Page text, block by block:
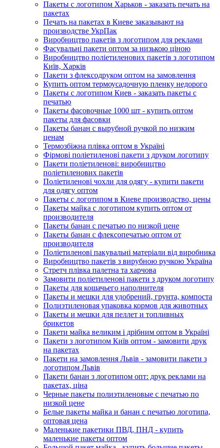
Пакеты с логотипом Харьков - заказать печать на
пакетах
Печать на пакетах в Киеве заказывают на
производстве УкрПак
Виробництво пакетів з логотипом для реклами
Фасувальні пакети оптом за низькою ціною
Виробництво поліетиленових пакетів з логотипом
Київ, Харків
Пакети з флексодруком оптом на замовлення
Купить оптом термоусадочную пленку недорого
Пакеты с логотипом Киев - заказать пакеты с
печатью
Пакеты фасовочные 1000 шт - купить оптом
пакеты для фасовки
Пакеты банан с вырубной ручкой по низким
ценам
Термозбіжна плівка оптом в Україні
Фірмові поліетиленові пакети з друком логотипу
Пакети поліетиленові: виробництво
поліетиленових пакетів
Поліетиленові чохли для одягу - купити пакети
для одягу оптом
Пакеты с логотипом в Киеве производство, цены
Пакеты майка с логотипом купить оптом от
производителя
Пакеты банан с печатью по низкой цене
Пакеты банан с флексопечатью оптом от
производителя
Поліетиленові пакувальні матеріали від виробника
Виробництво пакетів з вирубною ручкою Україна
Стретч плівка палетна та харчова
Замовити поліетиленові пакети з друком логотипу
Пакеты для кошачьего наполнителя
Пакеты и мешки для удобрений, грунта, компоста
Полиэтиленовая упаковка кормов для животных
Пакеты и мешки для пеллет и топливных
брикетов
Пакети майка великим і дрібним оптом в Україні
Пакети з логотипом Київ оптом - замовити друк
на пакетах
Пакети на замовлення Львів - замовити пакети з
логотипом Львів
Пакети банан з логотипом опт: друк реклами на
пакетах, ціна
Черные пакеты полиэтиленовые с печатью по
низкой цене
Белые пакеты майка и банан с печатью логотипа,
оптовая цена
Маленькие пакетики ПВД, ПНД - купить
маленькие пакеты оптом